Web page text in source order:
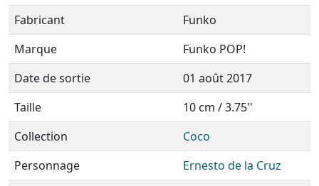
Fabricant
Funko
Marque
Funko POP!
Date de sortie
01 août 2017
Taille
10 cm / 3.75''
Collection
Coco
Personnage
Ernesto de la Cruz